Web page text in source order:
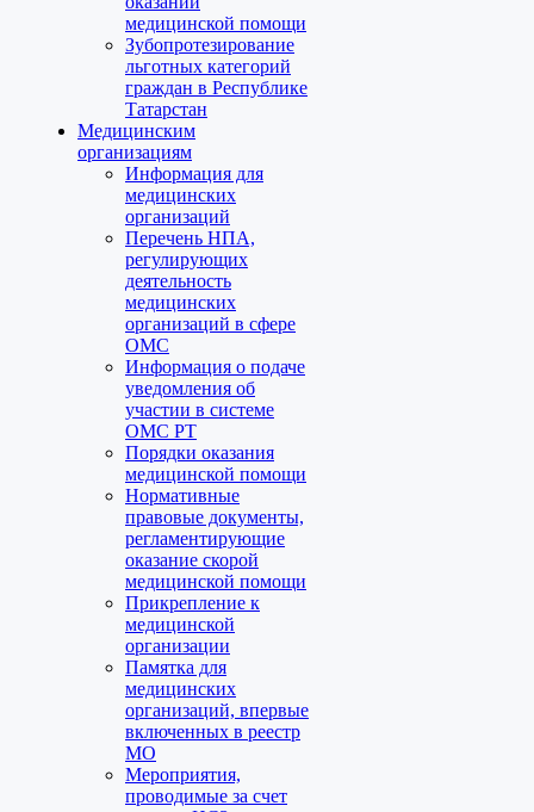
медицинской помощи
Зубопротезирование
льготных категорий
граждан в Республике
Татарстан
Медицинским
организациям
Информация для
медицинских
организаций
Перечень НПА,
регулирующих
деятельность
медицинских
организаций в сфере
ОМС
Информация о подаче
уведомления об
участии в системе
ОМС РТ
Порядки оказания
медицинской помощи
Нормативные
правовые документы,
регламентирующие
оказание скорой
медицинской помощи
Прикрепление к
медицинской
организации
Памятка для
медицинских
организаций, впервые
включенных в реестр
МО
Мероприятия,
проводимые за счет